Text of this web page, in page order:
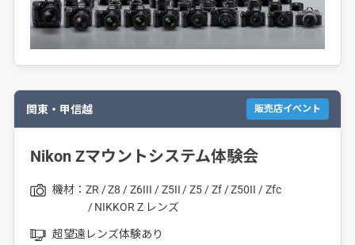
関東・甲信越 販売店イベント
Nikon Zマウントシステム体験会
機材： ZR Z8 Z6III Z5II Z5 Zf Z50II
Zfc
NIKKOR Z レンズ
超望遠レンズ体験あり